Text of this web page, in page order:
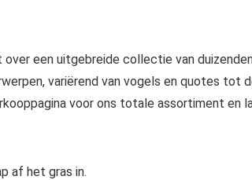
over een uitgebreide collectie van
variërend van vogels en quotes tot
voor ons totale assortiment en
af het gras in.